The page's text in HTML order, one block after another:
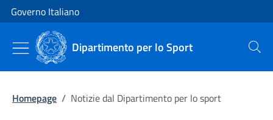
Vai al contenuto
Vai alla navigazione del sito
Governo Italiano
Dipartimento per lo Sport Cerca
Homepage / Notizie dal Dipartimento per lo sport